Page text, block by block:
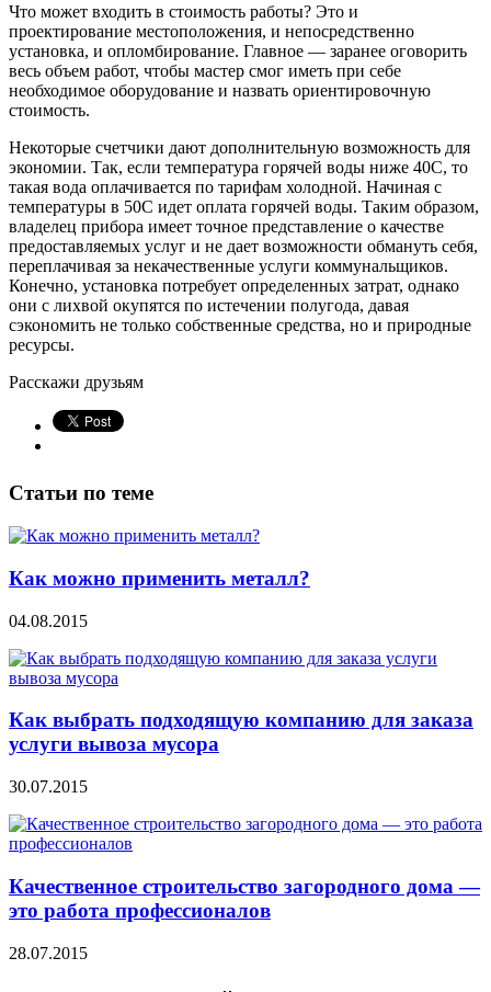
Что может входить в стоимость работы? Это и
проектирование местоположения, и непосредственно
установка, и опломбирование. Главное — заранее оговорить
весь объем работ, чтобы мастер смог иметь при себе
необходимое оборудование и назвать ориентировочную
стоимость.
Некоторые счетчики дают дополнительную возможность для
экономии. Так, если температура горячей воды ниже 40С, то
такая вода оплачивается по тарифам холодной. Начиная с
температуры в 50С идет оплата горячей воды. Таким образом,
владелец прибора имеет точное представление о качестве
предоставляемых услуг и не дает возможности обмануть себя,
переплачивая за некачественные услуги коммунальщиков.
Конечно, установка потребует определенных затрат, однако
они с лихвой окупятся по истечении полугода, давая
сэкономить не только собственные средства, но и природные
ресурсы.
Расскажи друзьям
Статьи по теме
Как можно применить металл?
04.08.2015
Как выбрать подходящую компанию для заказа
услуги вывоза мусора
30.07.2015
Качественное строительство загородного дома —
это работа профессионалов
28.07.2015